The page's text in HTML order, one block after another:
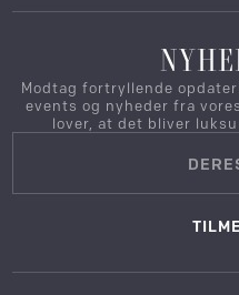
Modtag fortryllende
events og nyheder fra
lover, at det bliver